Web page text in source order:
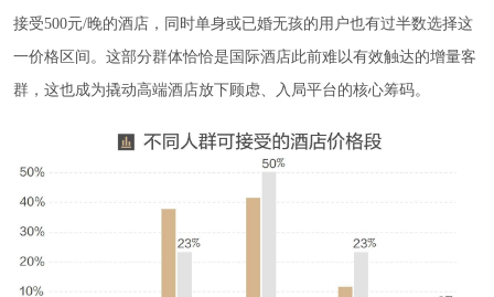
接受500元/晚的酒店，同时单身或已婚无孩的用户也有过半数选择这
一价格区间。这部分群体恰恰是国际酒店此前难以有效触达的增量客
群，这也成为撬动高端酒店放下顾虑、入局平台的核心筹码。